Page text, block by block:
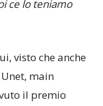
è lui il
ce lo teniamo
visto che anche
main